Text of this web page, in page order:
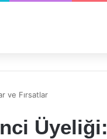
ve Fırsatlar
Üyeliği: